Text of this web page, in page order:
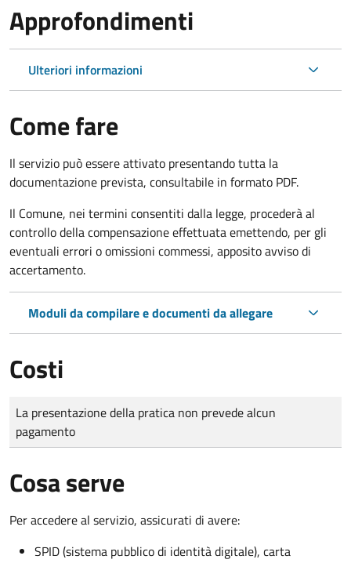
Approfondimenti
Ulteriori informazioni
Come fare
Il servizio può essere attivato presentando tutta la
documentazione prevista, consultabile in formato PDF.
Il Comune, nei termini consentiti dalla legge, procederà al
controllo della compensazione effettuata emettendo, per gli
eventuali errori o omissioni commessi, apposito avviso di
accertamento.
Moduli da compilare e documenti da allegare
Costi
Tipo di pagamento
Importo
La presentazione della pratica non prevede alcun
pagamento
Cosa serve
Per accedere al servizio, assicurati di avere:
SPID (sistema pubblico di identità digitale), carta